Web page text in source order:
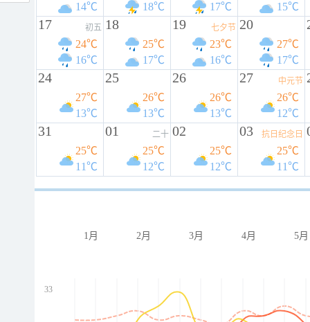
14℃
18℃
17℃
15℃
17 初五
24℃
16℃
18
25℃
17℃
19 七夕节
23℃
16℃
20
27℃
17℃
24
27℃
13℃
25
26℃
13℃
26
26℃
13℃
27 中元节
26℃
12℃
31
25℃
11℃
01 二十
25℃
12℃
02
25℃
12℃
03 抗日纪念日
25℃
11℃
1月 2月 3月 4月 5月
33